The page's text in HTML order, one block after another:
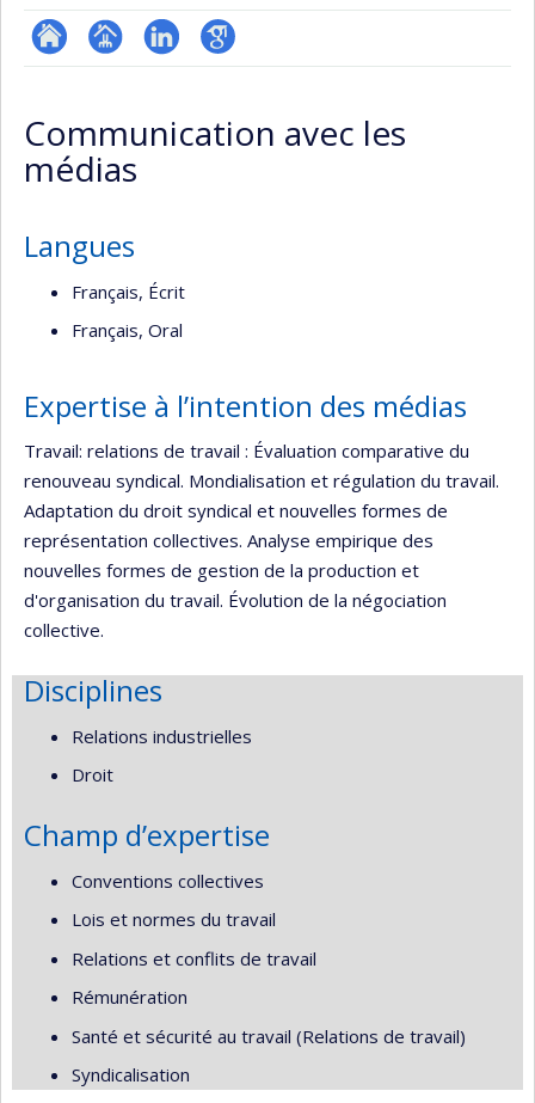
ResearchGate
Page
(faculté,département,école)
LinkedInGoogle
Communication avec les
médias
Langues
Français, Écrit
Français, Oral
Expertise à l’intention des médias
Travail: relations de travail : Évaluation comparative du
renouveau syndical. Mondialisation et régulation du travail.
Adaptation du droit syndical et nouvelles formes de
représentation collectives. Analyse empirique des
nouvelles formes de gestion de la production et
d'organisation du travail. Évolution de la négociation
collective.
Disciplines
Relations industrielles
Droit
Champ d’expertise
Conventions collectives
Lois et normes du travail
Relations et conflits de travail
Rémunération
Santé et sécurité au travail (Relations de travail)
Syndicalisation